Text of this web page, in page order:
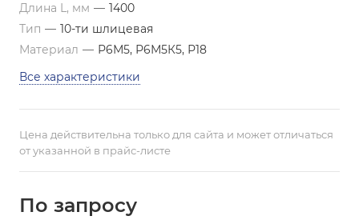
Длина L, мм — 1400
Тип — 10-ти шлицевая
Материал — Р6М5, Р6М5К5, Р18
Все характеристики
Цена действительна только для сайта и может отличаться
от указанной в прайс-листе
По запросу